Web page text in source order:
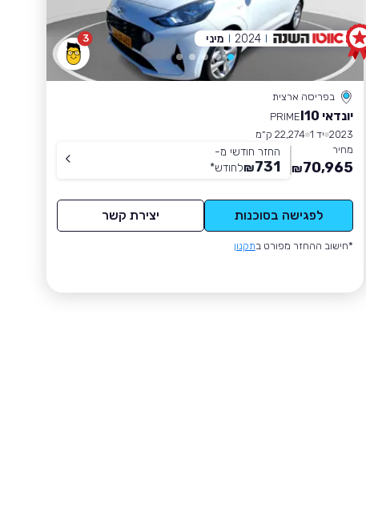
3
בפריסה ארצית
יונדאי I10
PRIME
2023 יד 1
22,274 ק״מ
מחיר
70,965
₪
החזר חודשי מ-
731
₪לחודש*
לפגישה בסוכנות יצירת קשר
*חישוב ההחזר מפורט בתקנון
2024 מיני